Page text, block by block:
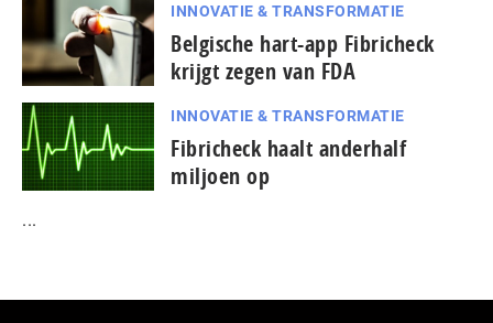
INNOVATIE & TRANSFORMATIE
Belgische hart-app Fibricheck
krijgt zegen van FDA
INNOVATIE & TRANSFORMATIE
Fibricheck haalt anderhalf
miljoen op
...